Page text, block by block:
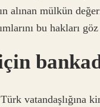
alınan mülkün
bu hakları
vatandaşlığına